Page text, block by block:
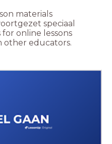
materials
speciaal
for online lessons
other educators.